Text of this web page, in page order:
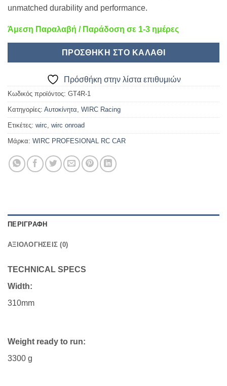
unmatched durability and performance.
Άμεση Παραλαβή / Παράδοση σε 1-3 ημέρες
ΠΡΟΣΘΉΚΗ ΣΤΟ ΚΑΛΆΘΙ
Πρόσθήκη στην λίστα επιθυμιών
Κωδικός προϊόντος: GT4R-1
Κατηγορίες: Αυτοκίνητα, WIRC Racing
Ετικέτες: wirc, wirc onroad
Μάρκα: WIRC PROFESIONAL RC CAR
ΠΕΡΙΓΡΑΦΉ
ΑΞΙΟΛΟΓΉΣΕΙΣ (0)
TECHNICAL SPECS
Width:
310mm
Weight ready to run:
3300 g